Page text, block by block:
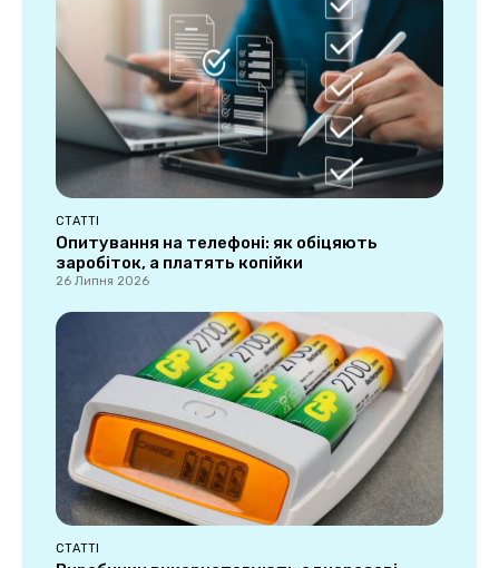
СТАТТІ
Опитування на телефоні: як обіцяють
заробіток, а платять копійки
26 Липня 2026
СТАТТІ